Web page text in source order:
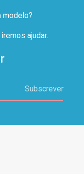
modelo?
ajudar.
Subscrever